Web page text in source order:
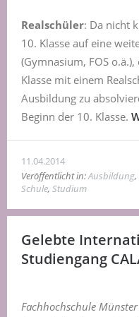
Realschüler: Da nicht
10. Klasse auf eine
(Gymnasium, FOS
Klasse mit einem
Ausbildung zu
Beginn der 10. Klasse.
11.04.2014
Veröffentlicht in:Ausbildung,
Schule, Studium
Gelebte
Studiengang
Fachhochschule